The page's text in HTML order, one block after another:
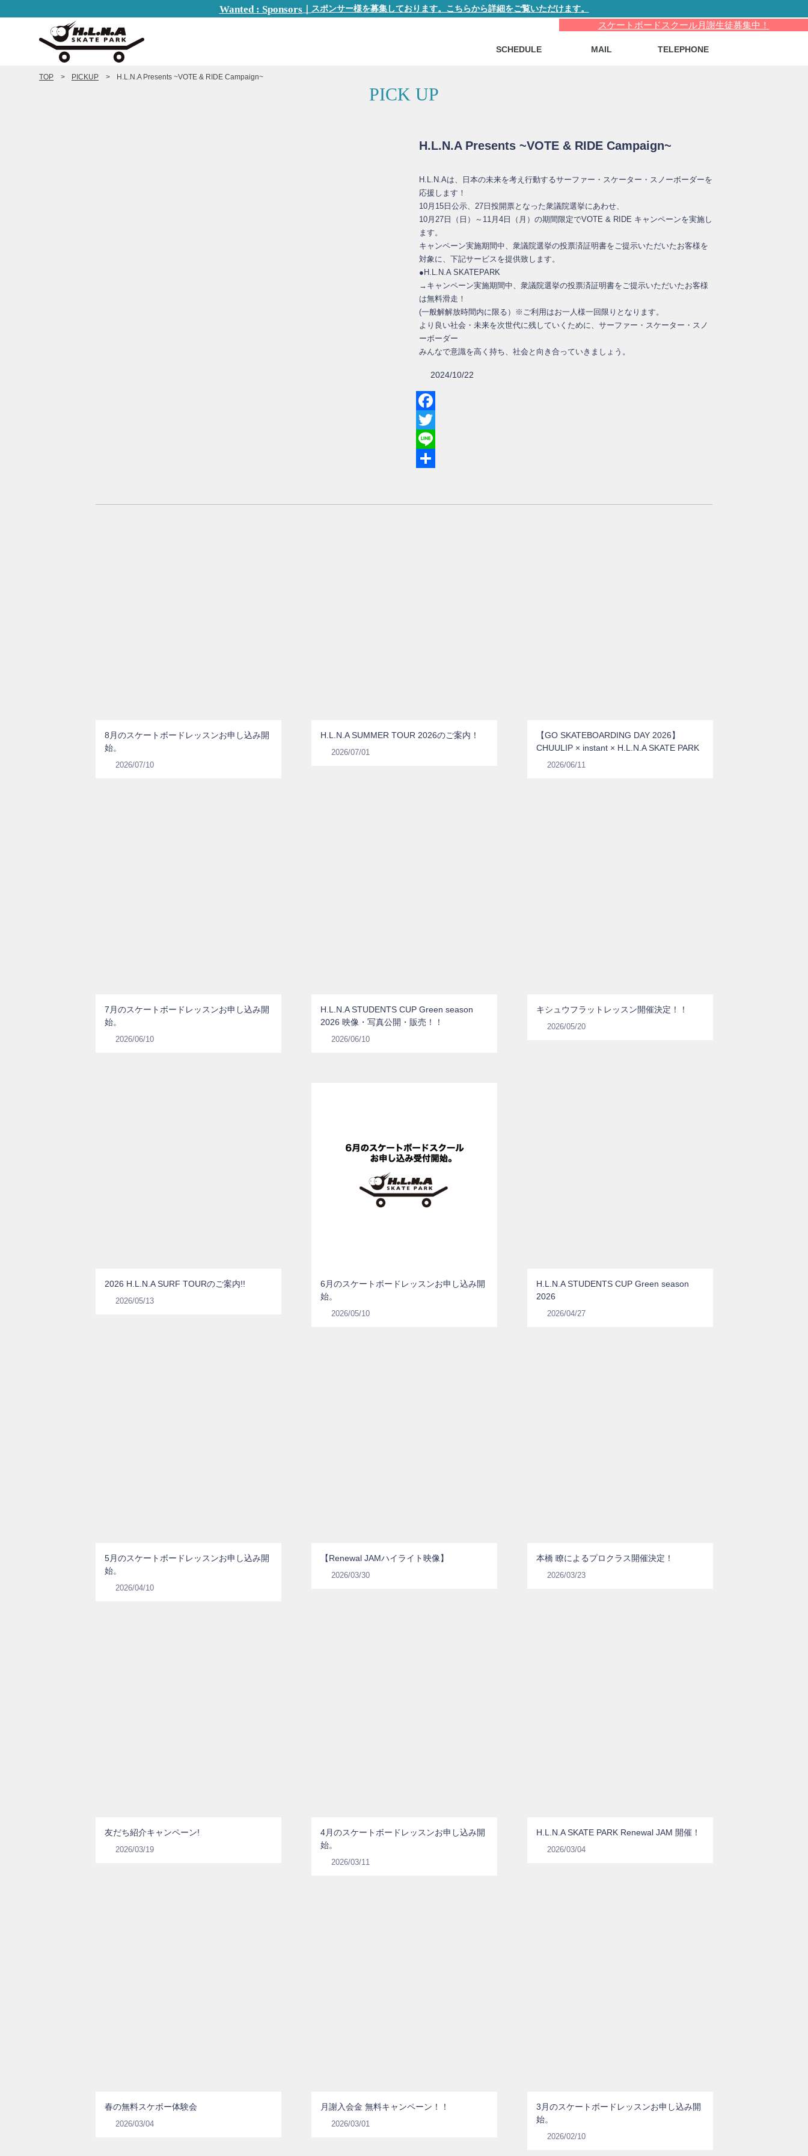
Wanted : Sponsors｜ スポンサー様を募集しております。こちらから詳細をご覧いただけます。
スケートボードスクール月謝生徒募集中！
SCHEDULE MAIL TELEPHONE
TOP PICKUP H.L.N.A Presents ~VOTE & RIDE Campaign~
PICK UP
H.L.N.A Presents ~VOTE & RIDE Campaign~
H.L.N.Aは、日本の未来を考え行動するサーファー・スケーター・スノーボーダーを
応援します！
10月15日公示、27日投開票となった衆議院選挙にあわせ、
10月27日（日）～11月4日（月）の期間限定でVOTE & RIDE キャンペーンを実施し
ます。
キャンペーン実施期間中、衆議院選挙の投票済証明書をご提示いただいたお客様を
対象に、下記サービスを提供致します。
●H.L.N.A SKATEPARK
→キャンペーン実施期間中、衆議院選挙の投票済証明書をご提示いただいたお客様
は無料滑走！
(一般解解放時間内に限る）※ご利用はお一人様一回限りとなります。
より良い社会・未来を次世代に残していくために、サーファー・スケーター・スノ
ーボーダー
みんなで意識を高く持ち、社会と向き合っていきましょう。
2024/10/22
Facebook
Twitter
Line
8月のスケートボードレッスンお申し込み開
始。
2026/07/10
H.L.N.A SUMMER TOUR 2026のご案内！
2026/07/01
【GO SKATEBOARDING DAY 2026】
CHUULIP × instant × H.L.N.A SKATE PARK
2026/06/11
7月のスケートボードレッスンお申し込み開
始。
2026/06/10
H.L.N.A STUDENTS CUP Green season
2026 映像・写真公開・販売！！
2026/06/10
キシュウフラットレッスン開催決定！！
2026/05/20
2026 H.L.N.A SURF TOURのご案内!!
2026/05/13
6月のスケートボードレッスンお申し込み開
始。
2026/05/10
H.L.N.A STUDENTS CUP Green season
2026
2026/04/27
5月のスケートボードレッスンお申し込み開
始。
2026/04/10
【Renewal JAMハイライト映像】
2026/03/30
本橋 瞭によるプロクラス開催決定！
2026/03/23
友だち紹介キャンペーン!
2026/03/19
4月のスケートボードレッスンお申し込み開
始。
2026/03/11
H.L.N.A SKATE PARK Renewal JAM 開催！
2026/03/04
春の無料スケボー体験会
2026/03/04
月謝入会金 無料キャンペーン！！
2026/03/01
3月のスケートボードレッスンお申し込み開
始。
2026/02/10